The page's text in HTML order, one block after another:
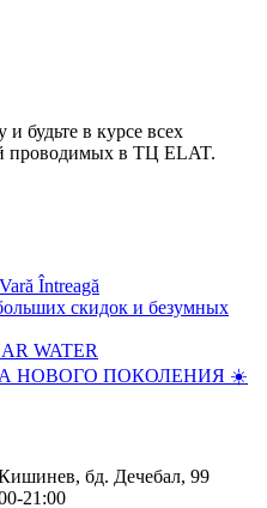
будьте в курсе всех
проводимых в ТЦ ELAT.
Întreagă
скидок и безумных
WATER
НОВОГО ПОКОЛЕНИЯ ☀️
бд. Дечебал, 99
21:00